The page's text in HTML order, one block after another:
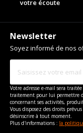
votre écoute
Newsletter
Soyez informé de nos
Votre adresse e-mail sera
traitement pour lui permettre
concernant ses activités,
Vous disposez des droits
désinscrire à tout moment.
Plus d'informations : la